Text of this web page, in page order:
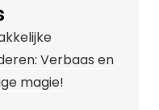
Verbaas en
magie!